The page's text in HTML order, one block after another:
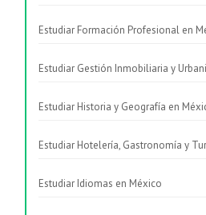
Estudiar Formación Profesional en
Estudiar Gestión Inmobiliaria y
Estudiar Historia y Geografía en
Estudiar Hotelería, Gastronomía y
Estudiar Idiomas en México